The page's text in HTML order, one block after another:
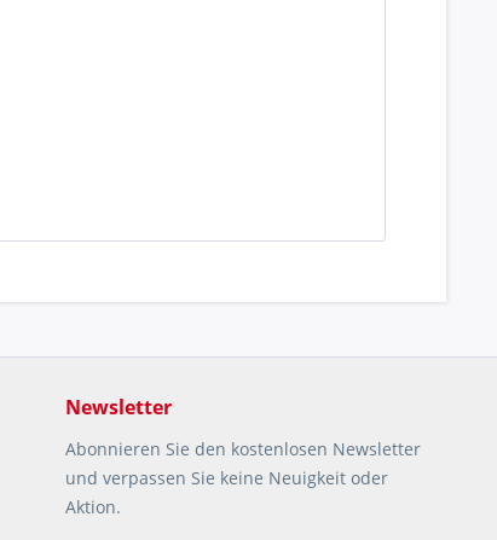
Newsletter
Abonnieren Sie den kostenlosen Newsletter
und verpassen Sie keine Neuigkeit oder
Aktion.